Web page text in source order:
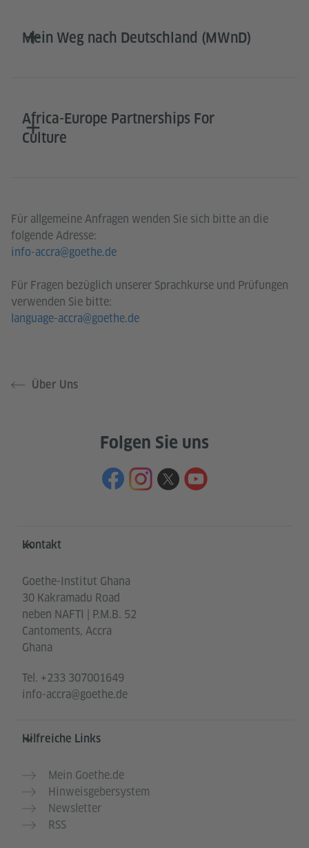
Mein Weg nach Deutschland (MWnD)
Africa-Europe Partnerships For
Culture
Für allgemeine Anfragen wenden Sie sich bitte an die
folgende Adresse:
info-accra@goethe.de
Für Fragen bezüglich unserer Sprachkurse und Prüfungen
verwenden Sie bitte:
language-accra@goethe.de
Über Uns
Folgen Sie uns
Service- und Informationsbereich
Kontakt
Goethe-Institut Ghana
30 Kakramadu Road
neben NAFTI | P.M.B. 52
Cantoments, Accra
Ghana
Tel. +233 307001649
info-accra@goethe.de
Hilfreiche Links
Mein Goethe.de
Hinweisgebersystem
Newsletter
RSS